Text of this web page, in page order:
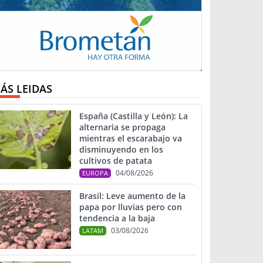
LEIDAS
España (Castilla y León): La
alternaria se propaga
mientras el escarabajo va
disminuyendo en los
cultivos de patata
EUROPA 04/08/2026
Brasil: Leve aumento de la
papa por lluvias pero con
tendencia a la baja
LATAM 03/08/2026